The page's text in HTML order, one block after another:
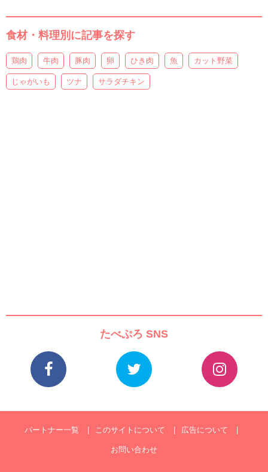
食材・料理別に記事を探す
鶏肉 牛肉 豚肉 卵 ひき肉 魚 カット野菜
じゃがいも ツナ サラダチキン
たべぷろ SNS
パートナー一覧 このサイトについて 広告について
お問い合わせ